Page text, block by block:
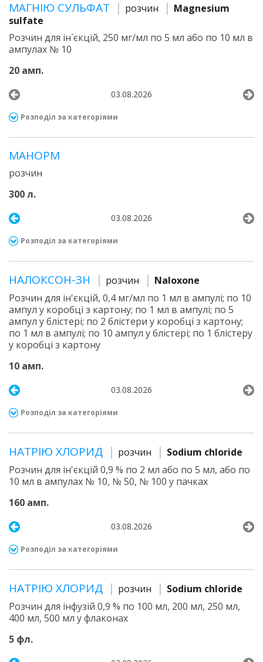
МАГНІЮ СУЛЬФАТ розчин
Magnesium
sulfate
Розчин для ін`єкцій, 250 мг/мл по 5 мл або по 10 мл в
ампулах № 10
20 амп.
03.08.2026
Розподіл за категоріями
МАНОРМ
розчин
300 л.
03.08.2026
Розподіл за категоріями
НАЛОКСОН-ЗН розчин
Naloxone
Розчин для ін'єкцій, 0,4 мг/мл по 1 мл в ампулі; по 10
ампул у коробці з картону; по 1 мл в ампулі; по 5
ампул у блістері; по 2 блістери у коробці з картону;
по 1 мл в ампулі; по 10 ампул у блістері; по 1 блістеру
у коробці з картону
10 амп.
03.08.2026
Розподіл за категоріями
НАТРІЮ ХЛОРИД розчин
Sodium chloride
Розчин для ін'єкцій 0,9 % по 2 мл або по 5 мл, або по
10 мл в ампулах № 10, № 50, № 100 у пачках
160 амп.
03.08.2026
Розподіл за категоріями
НАТРІЮ ХЛОРИД розчин
Sodium chloride
Розчин для інфузій 0,9 % по 100 мл, 200 мл, 250 мл,
400 мл, 500 мл у флаконах
5 фл.